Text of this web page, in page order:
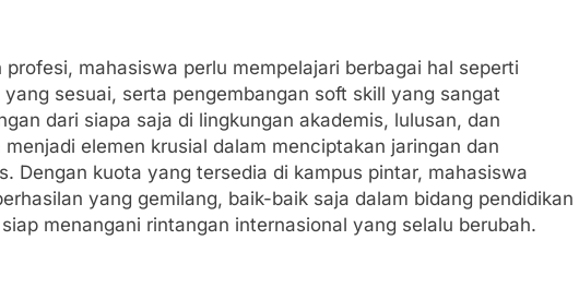
mahasiswa perlu mempelajari berbagai hal seperti
sesuai, serta pengembangan soft skill yang sangat
dari siapa saja di lingkungan akademis, lulusan, dan
elemen krusial dalam menciptakan jaringan dan
Dengan kuota yang tersedia di kampus pintar, mahasiswa
yang gemilang, baik-baik saja dalam bidang pendidikan
menangani rintangan internasional yang selalu berubah.